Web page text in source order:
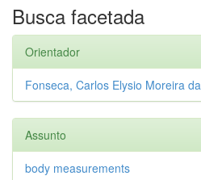
Busca facetada
Orientador
Fonseca, Carlos Elysio Moreira da
Assunto
body measurements